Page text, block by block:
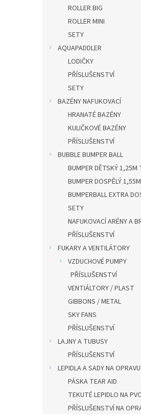
ROLLER BIG
ROLLER MINI
SETY
AQUAPADDLER
LODIČKY
PŘÍSLUŠENSTVÍ
SETY
BAZÉNY NAFUKOVACÍ
HRANATÉ BAZÉNY
KULIČKOVÉ BAZÉNY
PŘÍSLUŠENSTVÍ
BUBBLE BUMPER BALL
BUMPER DĚTSKÝ 1,25M
BUMPER DOSPĚLÝ
BUMPERBALL EXTRA
SETY
NAFUKOVACÍ ARÉNY A
PŘÍSLUŠENSTVÍ
FUKARY A VENTILÁTORY
VZDUCHOVÉ PUMPY
PŘÍSLUŠENSTVÍ
VENTIÁLTORY / PLAST
GIBBONS / METAL
SKY FANS
PŘÍSLUŠENSTVÍ
LAJNY A TUBUSY
PŘÍSLUŠENSTVÍ
LEPIDLA A SADY NA OPRAVU
PÁSKA TEAR AID
TEKUTÉ LEPIDLO NA PVC
PŘÍSLUŠENSTVÍ NA